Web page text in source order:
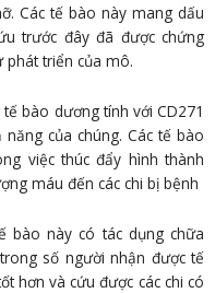
Các tế bào này mang dấu
trước đây đã được chứng
triển của mô.
bào dương tính với CD271
của chúng. Các tế bào
việc thúc đẩy hình thành
máu đến các chi bị bệnh
bào này có tác dụng chữa
số người nhận được tế
hơn và cứu được các chi có